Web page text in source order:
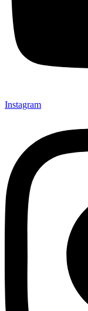
Instagram